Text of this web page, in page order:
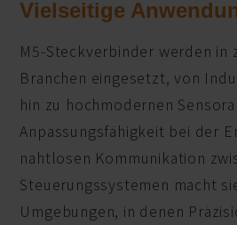
Vielseitige
M5-Steckverbinder werden in
Branchen eingesetzt, von
hin zu hochmodernen
Anpassungsfähigkeit bei der
nahtlosen Kommunikation
Steuerungssystemen macht
Umgebungen, in denen